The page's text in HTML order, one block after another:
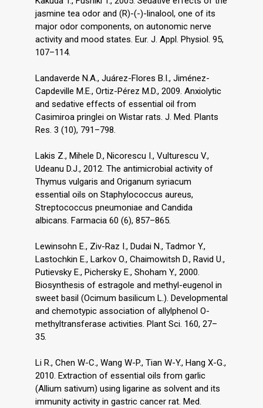
jasmine tea odor and (R)-(-)-linalool, one of its
major odor components, on autonomic nerve
activity and mood states. Eur. J. Appl. Physiol. 95,
107–114.
Landaverde N.A., Juárez-Flores B.I., Jiménez-
Capdeville M.E., Ortiz-Pérez M.D., 2009. Anxiolytic
and sedative effects of essential oil from
Casimiroa pringlei on Wistar rats. J. Med. Plants
Res. 3 (10), 791–798.
Lakis Z., Mihele D., Nicorescu I., Vulturescu V.,
Udeanu D.J., 2012. The antimicrobial activity of
Thymus vulgaris and Origanum syriacum
essential oils on Staphylococcus aureus,
Streptococcus pneumoniae and Candida
albicans. Farmacia 60 (6), 857–865.
Lewinsohn E., Ziv-Raz I., Dudai N., Tadmor Y.,
Lastochkin E., Larkov O., Chaimowitsh D., Ravid U.,
Putievsky E., Pichersky E., Shoham Y., 2000.
Biosynthesis of estragole and methyl-eugenol in
sweet basil (Ocimum basilicum L.). Developmental
and chemotypic association of allylphenol O-
methyltransferase activities. Plant Sci. 160, 27–
35.
Li R., Chen W-C., Wang W-P., Tian W-Y., Hang X-G.,
2010. Extraction of essential oils from garlic
(Allium sativum) using ligarine as solvent and its
immunity activity in gastric cancer rat. Med.